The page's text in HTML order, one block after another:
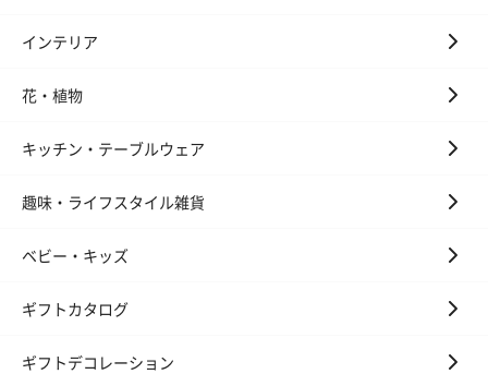
インテリア
花・植物
キッチン・テーブルウェア
趣味・ライフスタイル雑貨
ベビー・キッズ
ギフトカタログ
ギフトデコレーション